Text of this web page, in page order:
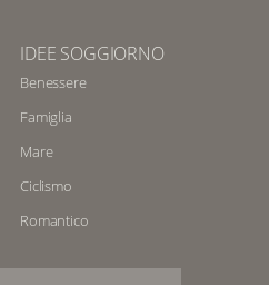
IDEE SOGGIORNO
Benessere
Famiglia
Mare
Ciclismo
Romantico